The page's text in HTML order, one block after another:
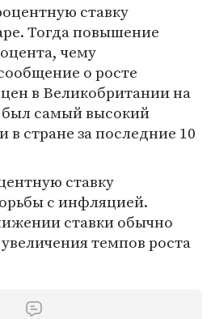
ставку
Тогда повышение
чему
о росте
в Великобритании на
был самый высокий
стране за последние 10
ставку
с инфляцией.
ставки обычно
темпов роста